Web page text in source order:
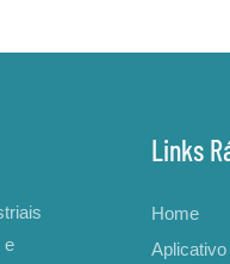
e
Links
Home
Aplicativo